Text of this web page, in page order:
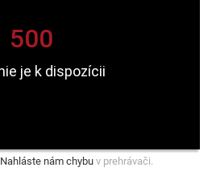
Nahláste nám chybu v prehrávači.